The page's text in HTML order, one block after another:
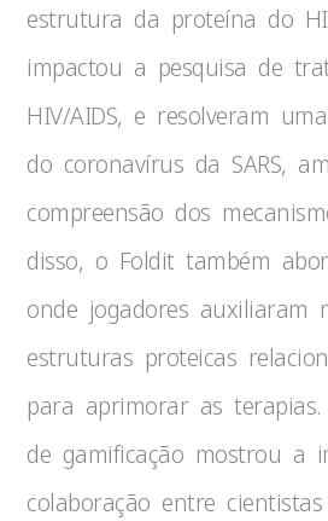
estrutura da proteína do
impactou a pesquisa de
HIV/AIDS, e resolveram
do coronavírus da SARS,
compreensão dos
disso, o Foldit também
onde jogadores auxiliaram
estruturas proteicas
para aprimorar as terapias.
de gamificação mostrou a
colaboração entre